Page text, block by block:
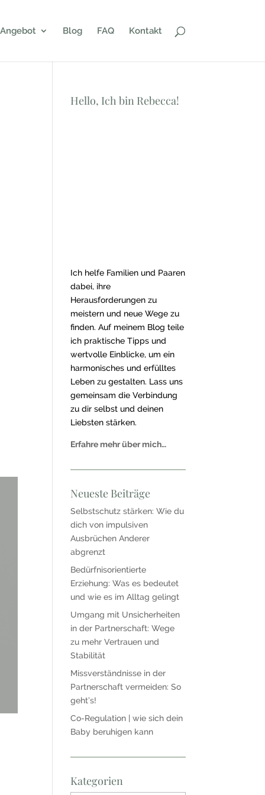
Angebot Blog FAQ Kontakt
Hello, Ich bin Rebecca!
Ich helfe Familien und Paaren
dabei, ihre
Herausforderungen zu
meistern und neue Wege zu
finden. Auf meinem Blog teile
ich praktische Tipps und
wertvolle Einblicke, um ein
harmonisches und erfülltes
Leben zu gestalten. Lass uns
gemeinsam die Verbindung
zu dir selbst und deinen
Liebsten stärken.
Erfahre mehr über mich…
Neueste Beiträge
Selbstschutz stärken: Wie du
dich von impulsiven
Ausbrüchen Anderer
abgrenzt
Bedürfnisorientierte
Erziehung: Was es bedeutet
und wie es im Alltag gelingt
Umgang mit Unsicherheiten
in der Partnerschaft: Wege
zu mehr Vertrauen und
Stabilität
Missverständnisse in der
Partnerschaft vermeiden: So
geht’s!
Co-Regulation | wie sich dein
Baby beruhigen kann
Kategorien